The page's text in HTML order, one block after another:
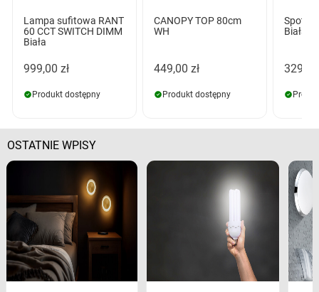
Lampa sufitowa RANT
60 CCT SWITCH DIMM
Biała
999,00 zł
Produkt dostępny
CANOPY TOP 80cm
WH
449,00 zł
Produkt dostępny
Biała
329,00
OSTATNIE WPISY